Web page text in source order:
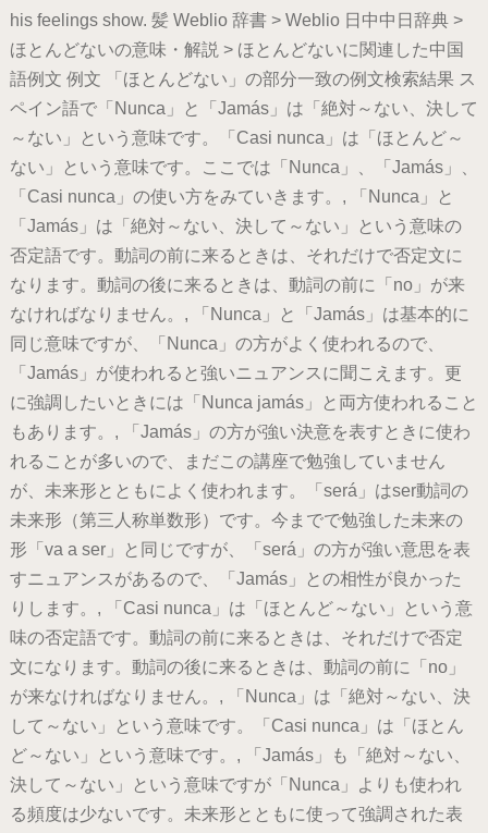
his feelings show. 髪 Weblio 辞書 > Weblio 日中中日辞典 >
ほとんどないの意味・解説 > ほとんどないに関連した中国
語例文 例文 「ほとんどない」の部分一致の例文検索結果 ス
ペイン語で「Nunca」と「Jamás」は「絶対～ない、決して
～ない」という意味です。「Casi nunca」は「ほとんど～
ない」という意味です。ここでは「Nunca」、「Jamás」、
「Casi nunca」の使い方をみていきます。, 「Nunca」と
「Jamás」は「絶対～ない、決して～ない」という意味の
否定語です。動詞の前に来るときは、それだけで否定文に
なります。動詞の後に来るときは、動詞の前に「no」が来
なければなりません。, 「Nunca」と「Jamás」は基本的に
同じ意味ですが、「Nunca」の方がよく使われるので、
「Jamás」が使われると強いニュアンスに聞こえます。更
に強調したいときには「Nunca jamás」と両方使われること
もあります。, 「Jamás」の方が強い決意を表すときに使わ
れることが多いので、まだこの講座で勉強していません
が、未来形とともによく使われます。「será」はser動詞の
未来形（第三人称単数形）です。今までで勉強した未来の
形「va a ser」と同じですが、「será」の方が強い意思を表
すニュアンスがあるので、「Jamás」との相性が良かった
りします。, 「Casi nunca」は「ほとんど～ない」という意
味の否定語です。動詞の前に来るときは、それだけで否定
文になります。動詞の後に来るときは、動詞の前に「no」
が来なければなりません。, 「Nunca」は「絶対～ない、決
して～ない」という意味です。「Casi nunca」は「ほとん
ど～ない」という意味です。, 「Jamás」も「絶対～ない、
決して～ない」という意味ですが「Nunca」よりも使われ
る頻度は少ないです。未来形とともに使って強調された表